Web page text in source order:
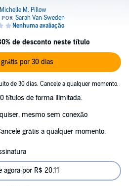
de desconto neste título
grátis por 30 dias
de 30 dias. Cancele a qualquer momento.
títulos de forma ilimitada.
mesmo sem conexão
grátis a qualquer momento.
agora por R$ 20,11